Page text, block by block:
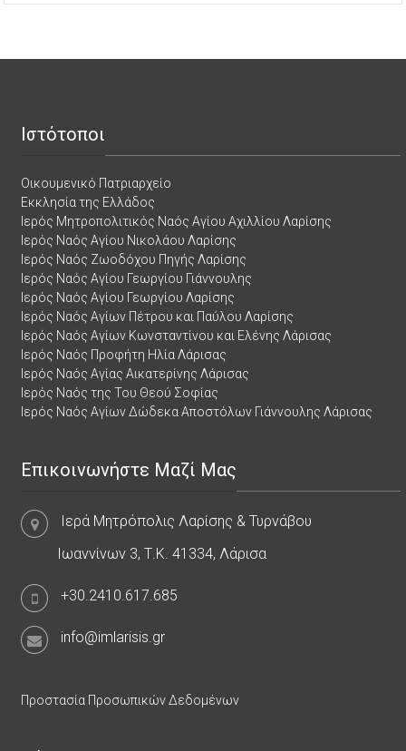
Ιστότοποι
Οικουμενικό Πατριαρχείο
Εκκλησία της Ελλάδος
Ιερός Μητροπολιτικός Ναός Αγίου Αχιλλίου Λαρίσης
Ιερός Ναός Αγίου Νικολάου Λαρίσης
Ιερός Ναός Ζωοδόχου Πηγής Λαρίσης
Ιερός Ναός Αγίου Γεωργίου Γιάννουλης
Ιερός Ναός Αγίου Γεωργίου Λαρίσης
Ιερός Ναός Αγίων Πέτρου και Παύλου Λαρίσης
Ιερός Ναός Αγίων Κωνσταντίνου και Ελένης Λάρισας
Ιερός Ναός Προφήτη Ηλία Λάρισας
Ιερός Ναός Αγίας Αικατερίνης Λάρισας
Ιερός Ναός της Του Θεού Σοφίας
Ιερός Ναός Αγίων Δώδεκα Αποστόλων Γιάννουλης Λάρισας
Επικοινωνήστε Μαζί Μας
Ιερά Μητρόπολις Λαρίσης & Τυρνάβου
Ιωαννίνων 3, Τ.Κ. 41334, Λάρισα
+30.2410.617.685
info@imlarisis.gr
Προστασία Προσωπικών Δεδομένων